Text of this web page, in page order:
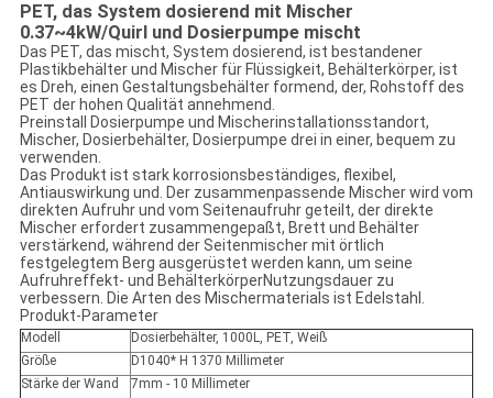
PET, das System dosierend mit Mischer
0.37~4kW/Quirl und Dosierpumpe mischt
Das PET, das mischt, System dosierend, ist bestandener
Plastikbehälter und Mischer für Flüssigkeit, Behälterkörper, ist
es Dreh, einen Gestaltungsbehälter formend, der, Rohstoff des
PET der hohen Qualität annehmend.
Preinstall Dosierpumpe und Mischerinstallationsstandort,
Mischer, Dosierbehälter, Dosierpumpe drei in einer, bequem zu
verwenden.
Das Produkt ist stark korrosionsbeständiges, flexibel,
Antiauswirkung und. Der zusammenpassende Mischer wird vom
direkten Aufruhr und vom Seitenaufruhr geteilt, der direkte
Mischer erfordert zusammengepaßt, Brett und Behälter
verstärkend, während der Seitenmischer mit örtlich
festgelegtem Berg ausgerüstet werden kann, um seine
Aufruhreffekt- und BehälterkörperNutzungsdauer zu
verbessern. Die Arten des Mischermaterials ist Edelstahl.
Produkt-Parameter
Modell
Dosierbehälter, 1000L, PET, Weiß
Größe
D1040* H 1370 Millimeter
Stärke der Wand
7mm - 10 Millimeter